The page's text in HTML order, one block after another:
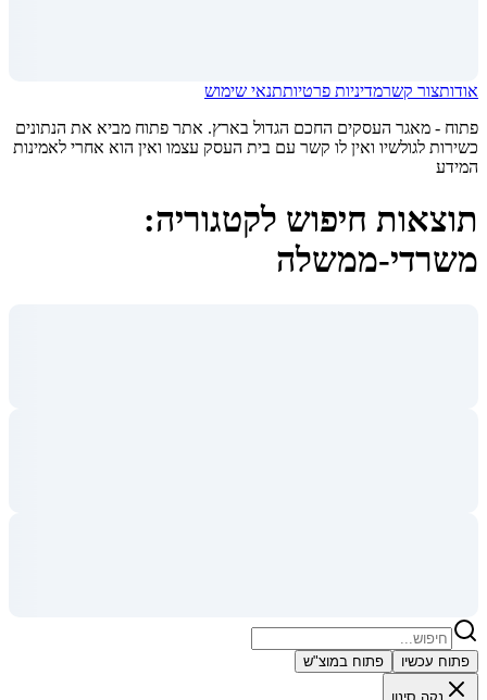
אודותצור קשרמדיניות פרטיותתנאי שימוש
פתוח - מאגר העסקים החכם הגדול בארץ. אתר פתוח מביא את הנתונים
כשירות לגולשיו ואין לו קשר עם בית העסק עצמו ואין הוא אחרי לאמינות
המידע
תוצאות חיפוש לקטגוריה:
משרדי-ממשלה
פתוח עכשיו פתוח במוצ"ש